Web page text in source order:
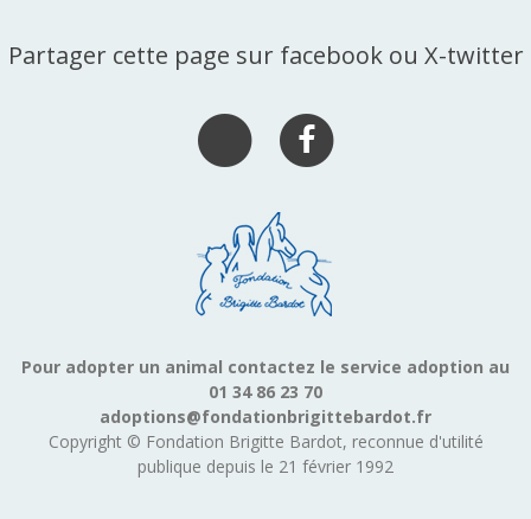
Partager cette page sur facebook ou X-twitter
Pour adopter un animal contactez le service adoption au
01 34 86 23 70
adoptions@fondationbrigittebardot.fr
Copyright © Fondation Brigitte Bardot, reconnue d'utilité
publique depuis le 21 février 1992